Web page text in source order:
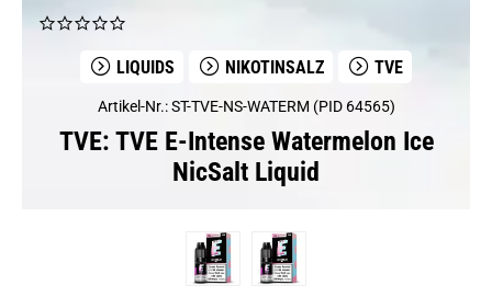
LIQUIDS NIKOTINSALZ TVE
Artikel-Nr.: ST-TVE-NS-WATERM (PID 64565)
TVE: TVE E-Intense Watermelon Ice
NicSalt Liquid